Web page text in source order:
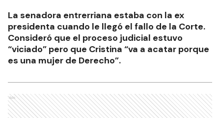
La senadora entrerriana estaba con la ex
presidenta cuando le llegó el fallo de la Corte.
Consideró que el proceso judicial estuvo
“viciado” pero que Cristina “va a acatar porque
es una mujer de Derecho”.
Ads